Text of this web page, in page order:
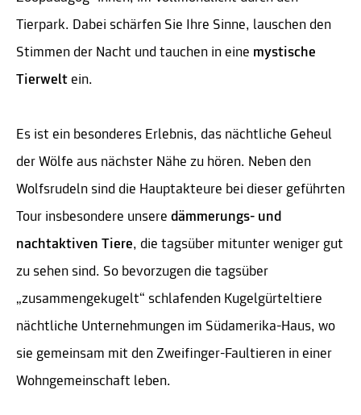
Tierpark. Dabei schärfen Sie Ihre Sinne, lauschen den
Stimmen der Nacht und tauchen in eine mystische
Tierwelt ein.
Es ist ein besonderes Erlebnis, das nächtliche Geheul
der Wölfe aus nächster Nähe zu hören. Neben den
Wolfsrudeln sind die Hauptakteure bei dieser geführten
Tour insbesondere unsere dämmerungs- und
nachtaktiven Tiere, die tagsüber mitunter weniger gut
zu sehen sind. So bevorzugen die tagsüber
„zusammengekugelt“ schlafenden Kugelgürteltiere
nächtliche Unternehmungen im Südamerika-Haus, wo
sie gemeinsam mit den Zweifinger-Faultieren in einer
Wohngemeinschaft leben.